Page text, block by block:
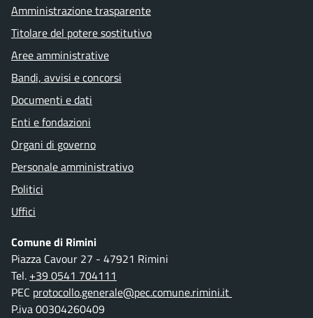
Amministrazione trasparente
Titolare del potere sostitutivo
Aree amministrative
Bandi, avvisi e concorsi
Documenti e dati
Enti e fondazioni
Organi di governo
Personale amministrativo
Politici
Uffici
Comune di Rimini
Piazza Cavour 27 - 47921 Rimini
Tel. +39 0541 704111
PEC protocollo.generale@pec.comune.rimini.it
P.iva 00304260409